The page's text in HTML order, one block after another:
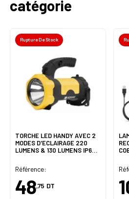
catégorie
Rupture De Stock
TORCHE LED HANDY AVEC 2
MODES D'ECLAIRAGE 220
LUMENS & 130 LUMENS IP64
Référence:
48,75 DT